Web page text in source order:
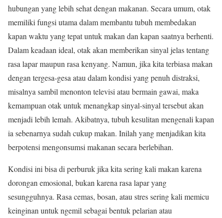
hubungan yang lebih sehat dengan makanan. Secara umum, otak
memiliki fungsi utama dalam membantu tubuh membedakan
kapan waktu yang tepat untuk makan dan kapan saatnya berhenti.
Dalam keadaan ideal, otak akan memberikan sinyal jelas tentang
rasa lapar maupun rasa kenyang. Namun, jika kita terbiasa makan
dengan tergesa-gesa atau dalam kondisi yang penuh distraksi,
misalnya sambil menonton televisi atau bermain gawai, maka
kemampuan otak untuk menangkap sinyal-sinyal tersebut akan
menjadi lebih lemah. Akibatnya, tubuh kesulitan mengenali kapan
ia sebenarnya sudah cukup makan. Inilah yang menjadikan kita
berpotensi mengonsumsi makanan secara berlebihan.
Kondisi ini bisa di perburuk jika kita sering kali makan karena
dorongan emosional, bukan karena rasa lapar yang
sesungguhnya. Rasa cemas, bosan, atau stres sering kali memicu
keinginan untuk ngemil sebagai bentuk pelarian atau